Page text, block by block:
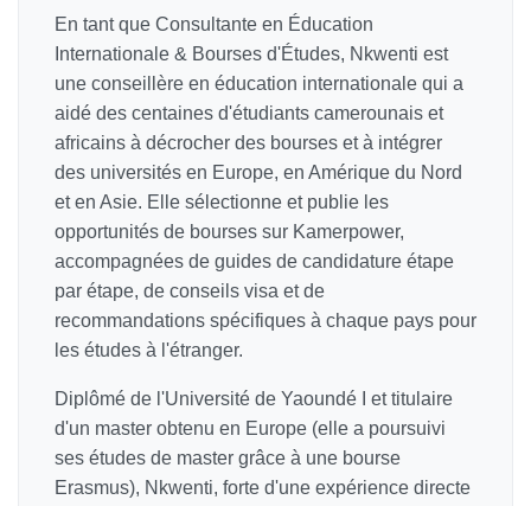
En tant que Consultante en Éducation
Internationale & Bourses d'Études, Nkwenti est
une conseillère en éducation internationale qui a
aidé des centaines d'étudiants camerounais et
africains à décrocher des bourses et à intégrer
des universités en Europe, en Amérique du Nord
et en Asie. Elle sélectionne et publie les
opportunités de bourses sur Kamerpower,
accompagnées de guides de candidature étape
par étape, de conseils visa et de
recommandations spécifiques à chaque pays pour
les études à l'étranger.
Diplômé de l'Université de Yaoundé I et titulaire
d'un master obtenu en Europe (elle a poursuivi
ses études de master grâce à une bourse
Erasmus), Nkwenti, forte d'une expérience directe